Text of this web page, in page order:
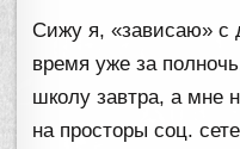
Сижу я, «зависаю» с
время уже за
школу завтра, а мне
на просторы соц.